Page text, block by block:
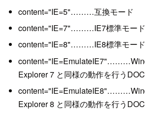
content="IE=5"………互換モード
content="IE=7"………IE7標準モード
content="IE=8"………IE8標準モード
Explorer 7 と同様の動作を行う
Explorer 8 と同様の動作を行う